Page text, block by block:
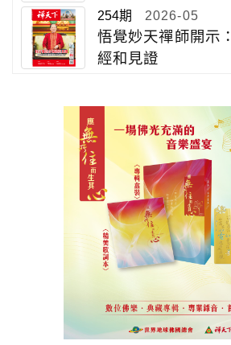
254期 2026-05
悟覺妙天禪師開示
經和見證